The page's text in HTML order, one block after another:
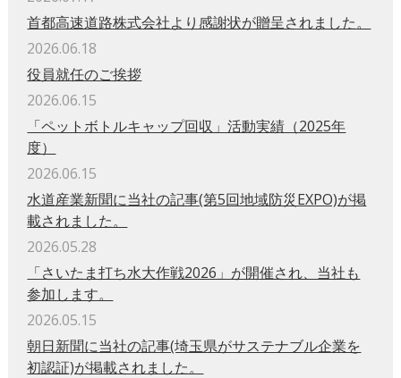
首都高速道路株式会社より感謝状が贈呈されました。
2026.06.18
役員就任のご挨拶
2026.06.15
「ペットボトルキャップ回収」活動実績（2025年
度）
2026.06.15
水道産業新聞に当社の記事(第5回地域防災EXPO)が掲
載されました。
2026.05.28
「さいたま打ち水大作戦2026」が開催され、当社も
参加します。
2026.05.15
朝日新聞に当社の記事(埼玉県がサステナブル企業を
初認証)が掲載されました。